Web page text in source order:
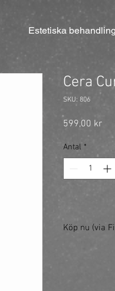
Estetiska
Cera
SKU: 806
599,00 krPris
Antal *
Köp nu (via